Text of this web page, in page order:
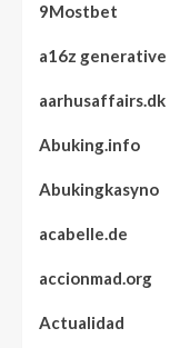
9Mostbet
a16z generative
aarhusaffairs.dk
Abuking.info
Abukingkasyno
acabelle.de
accionmad.org
Actualidad